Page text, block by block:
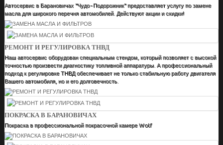
Автосервис в Барановичах "Чудо-Подорожник" предоставляет услугу по замене
масла для широкого перечня автомобилей. Действуют акции и скидки!
РЕМОНТ И РЕГУЛИРОВКА ТНВД
Наш автосервис оборудован специальным стендом, который позволяет с высокой
точностью произвести диагностику топливной аппаратуры. А профессиональный
подход к регулировке ТНВД обеспечивает не только стабильную работу двигателя
Вашего автомобиля, но и его долговечность.
ПОКРАСКА В БАРАНОВИЧАХ
Покраска в профессиональной покрасочной камере Wolf